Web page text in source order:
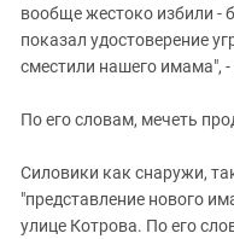
вообще жестоко избили -
показал удостоверение
сместили нашего имама",
По его словам, мечеть
Силовики как снаружи,
"представление нового
улице Котрова. По его